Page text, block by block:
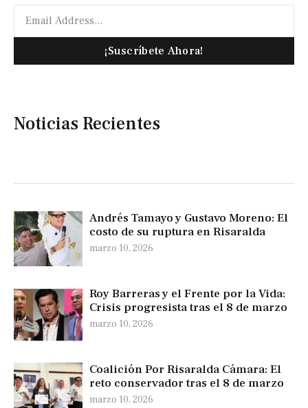
¡Suscríbete Ahora!
Noticias Recientes
Andrés Tamayo y Gustavo Moreno: El
costo de su ruptura en Risaralda
marzo 10, 2026
Roy Barreras y el Frente por la Vida:
Crisis progresista tras el 8 de marzo
marzo 10, 2026
Coalición Por Risaralda Cámara: El
reto conservador tras el 8 de marzo
marzo 10, 2026